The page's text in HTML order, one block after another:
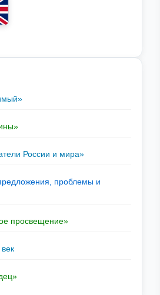
России и мира»
проблемы и
просвещение»